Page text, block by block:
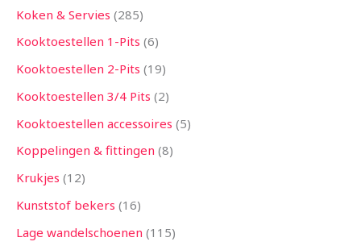
Koken & Servies 285
Kooktoestellen 1-Pits 6
Kooktoestellen 2-Pits 19
Kooktoestellen 3/4 Pits 2
Kooktoestellen accessoires 5
Koppelingen & fittingen 8
Krukjes 12
Kunststof bekers 16
Lage wandelschoenen 115